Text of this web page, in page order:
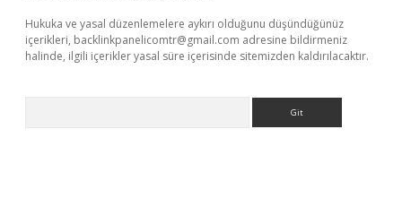
Hukuka ve yasal düzenlemelere aykırı olduğunu düşündüğünüz
içerikleri, backlinkpanelicomtr@gmail.com adresine bildirmeniz
halinde, ilgili içerikler yasal süre içerisinde sitemizden kaldırılacaktır.